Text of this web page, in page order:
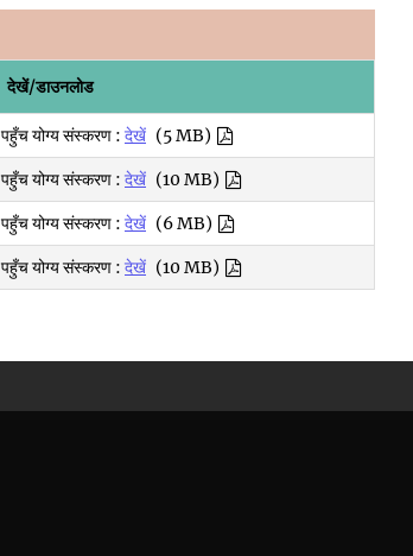
देखें/डाउनलोड
पहुँच योग्य संस्करण : देखें (5 MB)
पहुँच योग्य संस्करण : देखें (10 MB)
पहुँच योग्य संस्करण : देखें (6 MB)
पहुँच योग्य संस्करण : देखें (10 MB)